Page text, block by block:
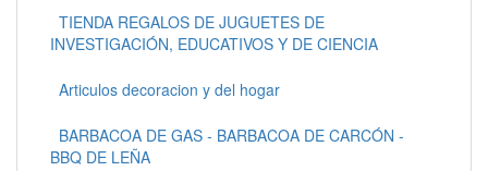
TIENDA REGALOS DE JUGUETES DE
INVESTIGACIÓN, EDUCATIVOS Y DE CIENCIA
Articulos decoracion y del hogar
BARBACOA DE GAS - BARBACOA DE CARCÓN -
BBQ DE LEÑA